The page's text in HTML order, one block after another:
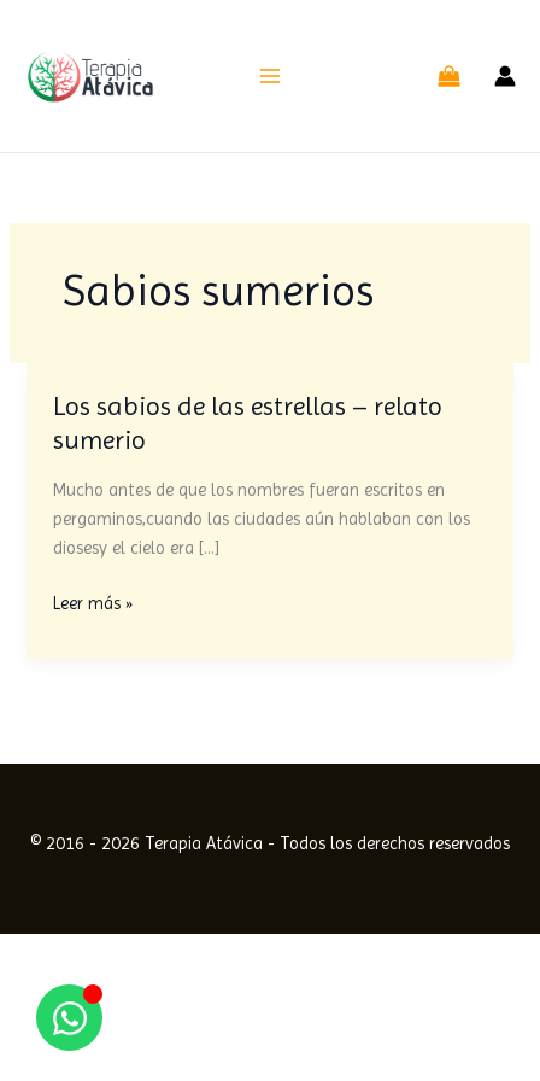
contenido
Sabios sumerios
Los sabios de las estrellas – relato
sumerio
Mucho antes de que los nombres fueran escritos en
pergaminos,cuando las ciudades aún hablaban con los
diosesy el cielo era […]
Los
sabios
las
estrellas
–
sumerio
Leer más »
© 2016 - 2026 Terapia Atávica - Todos los derechos reservados